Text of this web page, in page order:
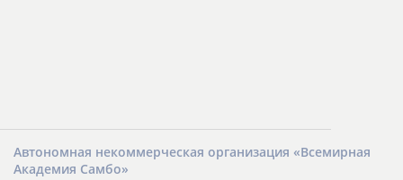
Автономная некоммерческая организация «Всемирная
Академия Самбо»